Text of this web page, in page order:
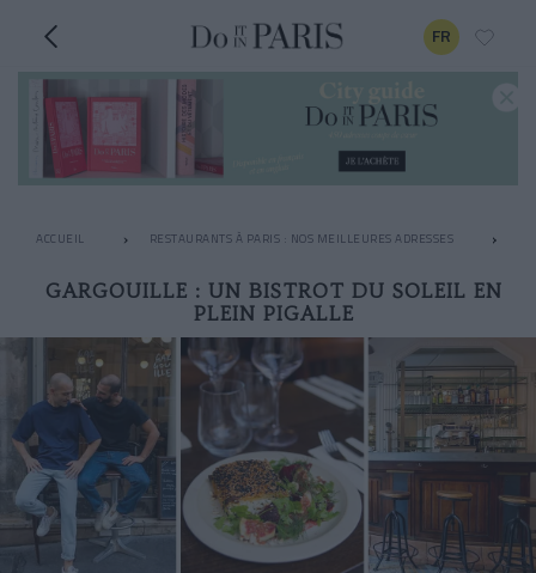
FR
ACCUEIL RESTAURANTS À PARIS : NOS MEILLEURES ADRESSES
GARGOUILLE : UN BISTROT DU SOLEIL EN
PLEIN PIGALLE